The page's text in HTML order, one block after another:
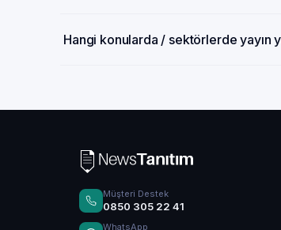
Hangi konularda / sektörlerde yayın
Müşteri Destek
0850 305 22 41
WhatsApp